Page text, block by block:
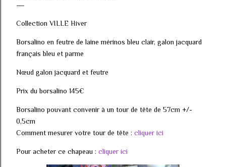
Collection VILLE Hiver
Borsalino en feutre de laine mérinos bleu clair, galon jacquard
français bleu et parme
Nœud galon jacquard et feutre
Prix du borsalino 145€
Borsalino pouvant convenir à un tour de tête de 57cm +/-
0,5cm
Comment mesurer votre tour de tête : cliquer ici
Pour acheter ce chapeau : cliquer ici